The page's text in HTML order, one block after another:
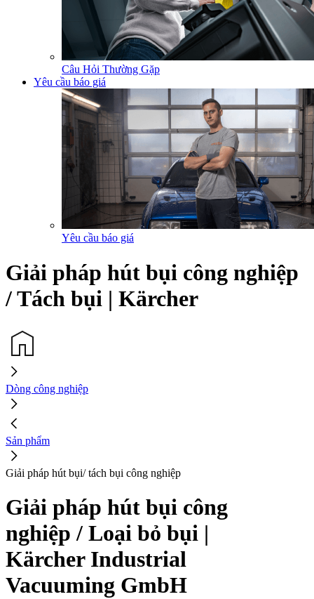
Câu Hỏi Thường Gặp
Yêu cầu báo giá
Yêu cầu báo giá
Giải pháp hút bụi công nghiệp
/ Tách bụi | Kärcher
Dòng công nghiệp
Sản phẩm
Giải pháp hút bụi/ tách bụi công nghiệp
Giải pháp hút bụi công
nghiệp / Loại bỏ bụi |
Kärcher Industrial
Vacuuming GmbH